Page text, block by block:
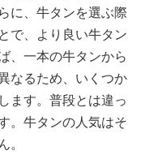
に、牛タンを選ぶ際
で、より良い牛タン
、一本の牛タンから
なるため、いくつか
ます。普段とは違っ
。牛タンの人気はそ
。